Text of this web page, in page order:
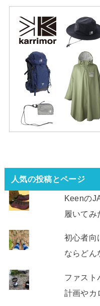
人気の投稿とページ
Keenの
履いてみ
初心者向
ならどん
ファスト
計画やカ